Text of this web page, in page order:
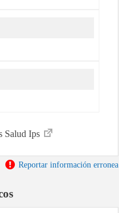
Salud Ips
Reportar información erronea